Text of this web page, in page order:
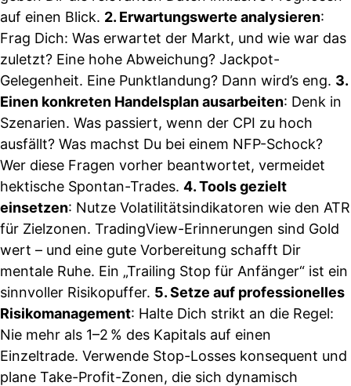
auf einen Blick. 2. Erwartungswerte analysieren:
Frag Dich: Was erwartet der Markt, und wie war das
zuletzt? Eine hohe Abweichung? Jackpot-
Gelegenheit. Eine Punktlandung? Dann wird’s eng. 3.
Einen konkreten Handelsplan ausarbeiten: Denk in
Szenarien. Was passiert, wenn der CPI zu hoch
ausfällt? Was machst Du bei einem NFP-Schock?
Wer diese Fragen vorher beantwortet, vermeidet
hektische Spontan-Trades. 4. Tools gezielt
einsetzen: Nutze Volatilitätsindikatoren wie den ATR
für Zielzonen. TradingView-Erinnerungen sind Gold
wert – und eine gute Vorbereitung schafft Dir
mentale Ruhe. Ein „Trailing Stop für Anfänger“ ist ein
sinnvoller Risikopuffer. 5. Setze auf professionelles
Risikomanagement: Halte Dich strikt an die Regel:
Nie mehr als 1–2 % des Kapitals auf einen
Einzeltrade. Verwende Stop-Losses konsequent und
plane Take-Profit-Zonen, die sich dynamisch